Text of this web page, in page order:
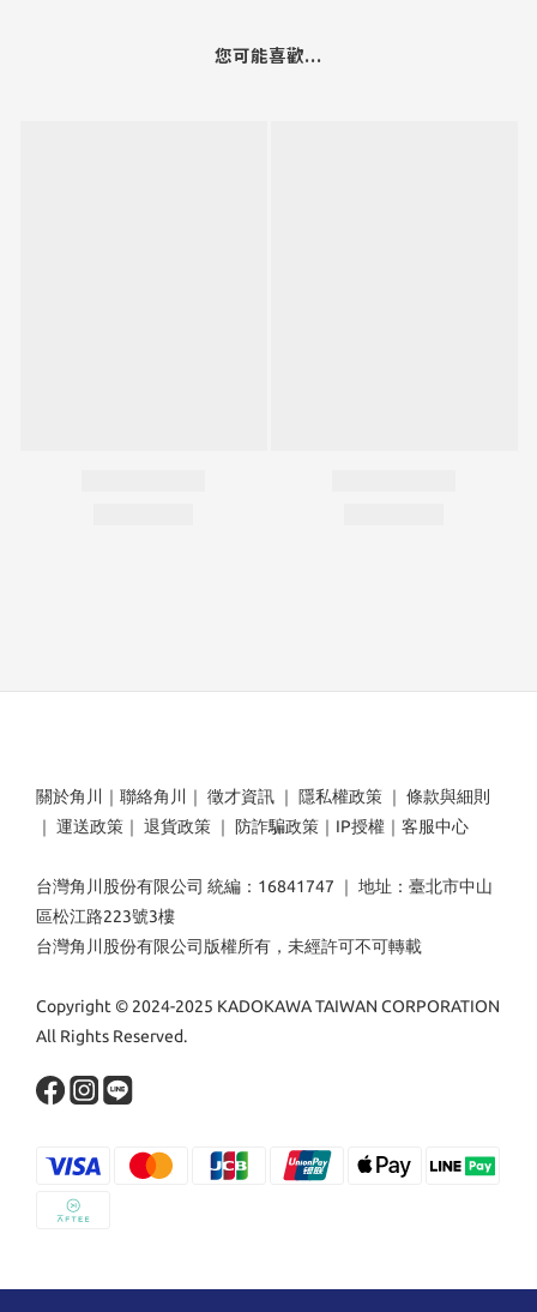
您可能喜歡...
關於角川 ｜ 聯絡角川 ｜ 徵才資訊 ｜ 隱私權政策 ｜ 條款與細則
｜ 運送政策 ｜ 退貨政策 ｜ 防詐騙政策 ｜ IP授權 ｜ 客服中心
台灣角川股份有限公司 統編：16841747 ｜ 地址：臺北市中山
區松江路223號3樓
台灣角川股份有限公司版權所有，未經許可不可轉載
Copyright © 2024-2025 KADOKAWA TAIWAN CORPORATION
All Rights Reserved.